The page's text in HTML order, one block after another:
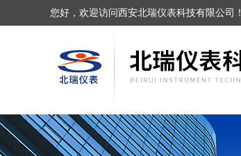
您好，欢迎访问西安北瑞仪表科技有限公司！